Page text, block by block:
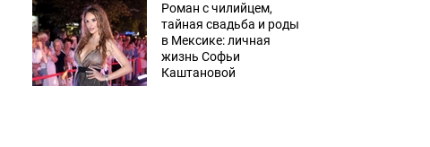
Роман с чилийцем,
тайная свадьба и роды
в Мексике: личная
жизнь Софьи
Каштановой